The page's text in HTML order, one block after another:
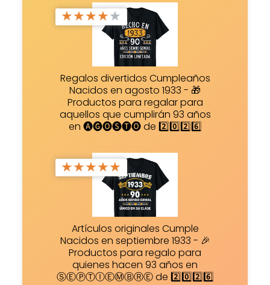
★★★★★
Regalos divertidos Cumpleaños
Nacidos en agosto 1933 - 🎁
Productos para regalar para
aquellos que cumplirán 93 años
en 🅐🅖🅞🅢🅣🅞 de 2️⃣0️⃣2️⃣6️⃣
★★★★★
Artículos originales Cumple
Nacidos en septiembre 1933 - 🎉
Productos para regalo para
quienes hacen 93 años en
ⓈⒺⓅⓉⒾⒺⓂⒷⓇⒺ de 2️⃣0️⃣2️⃣6️⃣